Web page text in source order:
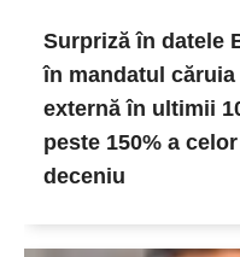
Surpriză în datele
în mandatul
externă în ultimii
peste 150% a
deceniu